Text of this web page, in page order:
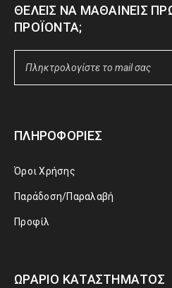
ΘΈΛΕΙΣ ΝΑ ΜΑΘΑΊΝΕΙΣ
ΠΡΟΪΌΝΤΑ;
ΠΛΗΡΟΦΟΡΊΕΣ
Όροι Χρήσης
Παράδοση/Παραλαβή
Προφίλ
ΩΡΆΡΙΟ ΚΑΤΑΣΤΉΜΑΤΟΣ